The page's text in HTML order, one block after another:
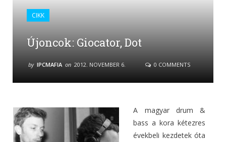
CIKK
Újoncok: Giocator, Dot
by IPCMAFIA on 2012. NOVEMBER 6. 0 COMMENTS
A magyar drum &
bass a kora kétezres
évekbeli kezdetek óta